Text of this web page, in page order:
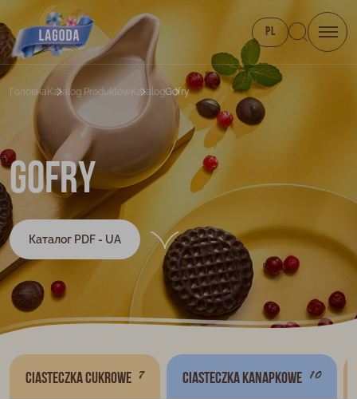
PL
Головна Katalog Produktów KatalogGofry
Gofry
Каталог PDF - UA
Ciasteczka cukrowe 7 Ciasteczka kanapkowe 10